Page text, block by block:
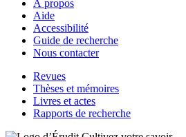
À propos
Aide
Accessibilité
Guide de recherche
Nous contacter
Revues
Thèses et mémoires
Livres et actes
Rapports de recherche